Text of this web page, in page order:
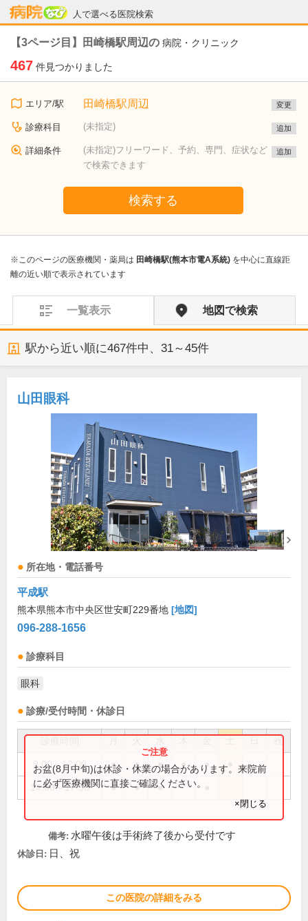
人で選べる医院検索
病院なび
【3ページ目】田崎橋駅周辺の 病院・クリニック
467 件見つかりました
エリア/駅 田崎橋駅周辺 変更
診療科目 (未指定) 追加
詳細条件
(未指定)フリーワード、予約、専門、症状など
で検索できます
追加
検索する
※このページの医療機関・薬局は 田崎橋駅(熊本市電A系統) を中心に直線距
離の近い順で表示されています
一覧表示 地図で検索
駅から近い順に467件中、 31～45件
山田眼科
所在地・電話番号
平成駅
熊本県熊本市中央区世安町229番地 [地図]
096-288-1656
診療科目
眼科
診療/受付時間・休診日
祝
9:00～12:00 ● ● ● ● ●
14:00～17:30 ● ● ●
お盆(8月中旬)は休診・休業の場合があります。来院前
に必ず医療機関に直接ご確認ください。
×閉じる
備考: 水曜午後は手術終了後から受付です
休診日: 日、祝
この医院の詳細をみる